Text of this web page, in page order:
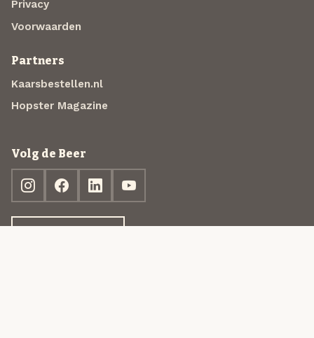
Privacy
Voorwaarden
Partners
Kaarsbestellen.nl
Hopster Magazine
Volg de Beer